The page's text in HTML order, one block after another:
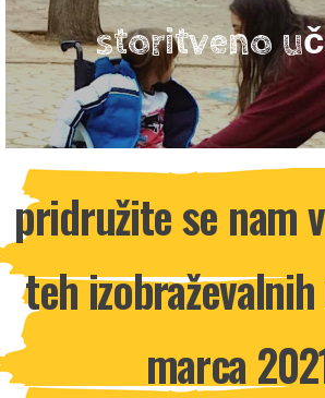
storitveno
pridružite se nam
teh
marca